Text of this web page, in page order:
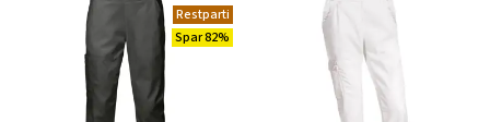
Restparti
Spar 82%